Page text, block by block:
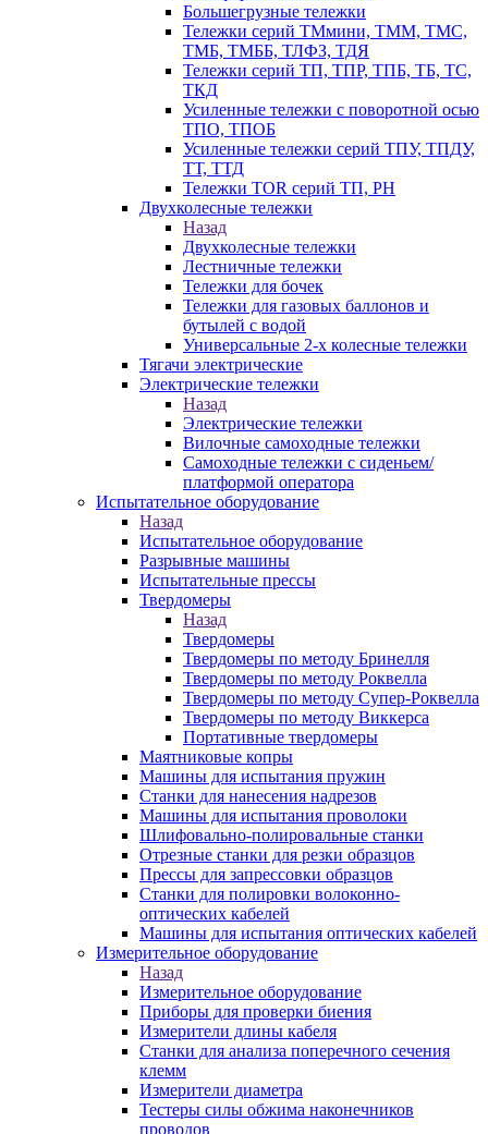
Большегрузные тележки
Тележки серий ТМмини, ТММ, ТМС,
ТМБ, ТМББ, ТЛФЗ, ТДЯ
Тележки серий ТП, ТПР, ТПБ, ТБ, ТС,
ТКД
Усиленные тележки с поворотной осью
ТПО, ТПОБ
Усиленные тележки серий ТПУ, ТПДУ,
ТТ, ТТД
Тележки TOR серий ТП, PH
Двухколесные тележки
Назад
Двухколесные тележки
Лестничные тележки
Тележки для бочек
Тележки для газовых баллонов и
бутылей с водой
Универсальные 2-х колесные тележки
Тягачи электрические
Электрические тележки
Назад
Электрические тележки
Вилочные самоходные тележки
Самоходные тележки с сиденьем/
платформой оператора
Испытательное оборудование
Назад
Испытательное оборудование
Разрывные машины
Испытательные прессы
Твердомеры
Назад
Твердомеры
Твердомеры по методу Бринелля
Твердомеры по методу Роквелла
Твердомеры по методу Супер-Роквелла
Твердомеры по методу Виккерса
Портативные твердомеры
Маятниковые копры
Машины для испытания пружин
Станки для нанесения надрезов
Машины для испытания проволоки
Шлифовально-полировальные станки
Отрезные станки для резки образцов
Прессы для запрессовки образцов
Станки для полировки волоконно-
оптических кабелей
Машины для испытания оптических кабелей
Измерительное оборудование
Назад
Измерительное оборудование
Приборы для проверки биения
Измерители длины кабеля
Станки для анализа поперечного сечения
клемм
Измерители диаметра
Тестеры силы обжима наконечников
проводов